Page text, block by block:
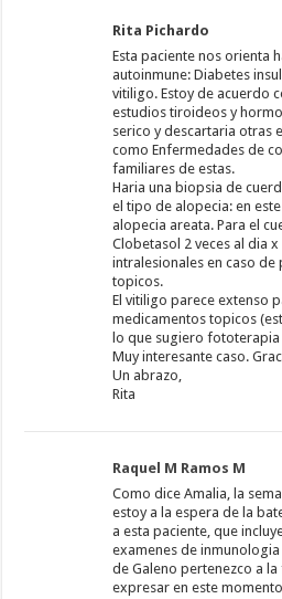
Rita Pichardo
Esta paciente nos orienta
autoinmune: Diabetes
vitiligo. Estoy de acuerdo
estudios tiroideos y
serico y descartaria otras
como Enfermedades de
familiares de estas.
Haria una biopsia de
el tipo de alopecia: en
alopecia areata. Para el
Clobetasol 2 veces al dia
intralesionales en caso
topicos.
El vitiligo parece extenso
medicamentos topicos
lo que sugiero
Muy interesante caso.
Un abrazo,
Rita
Raquel M Ramos M
Como dice Amalia, la
estoy a la espera de la
a esta paciente, que
examenes de
de Galeno pertenezco a la
expresar en este